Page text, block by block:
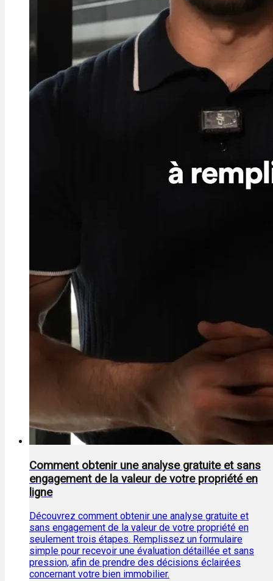
Comment obtenir une analyse gratuite et sans
engagement de la valeur de votre propriété en
ligne
Découvrez comment obtenir une analyse gratuite et
sans engagement de la valeur de votre propriété en
seulement trois étapes. Remplissez un formulaire
simple pour recevoir une évaluation détaillée et sans
pression, afin de prendre des décisions éclairées
concernant votre bien immobilier.